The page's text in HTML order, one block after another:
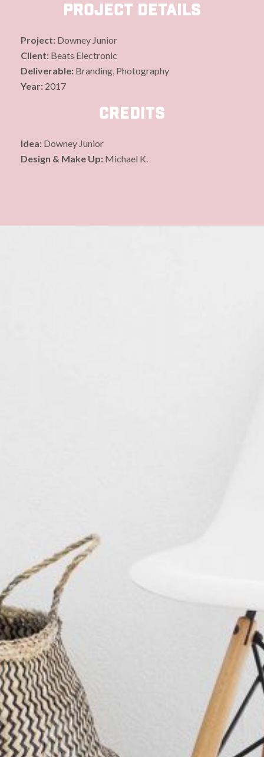
Project Details
Project: Downey Junior
Client: Beats Electronic
Deliverable: Branding, Photography
Year: 2017
Credits
Idea: Downey Junior
Design & Make Up: Michael K.